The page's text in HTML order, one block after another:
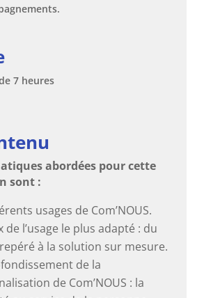
7 heures
abordées pour cette
sont :
usages de Com’NOUS.
de l’usage le plus adapté : du
à la solution sur mesure.
de la
de Com’NOUS : la